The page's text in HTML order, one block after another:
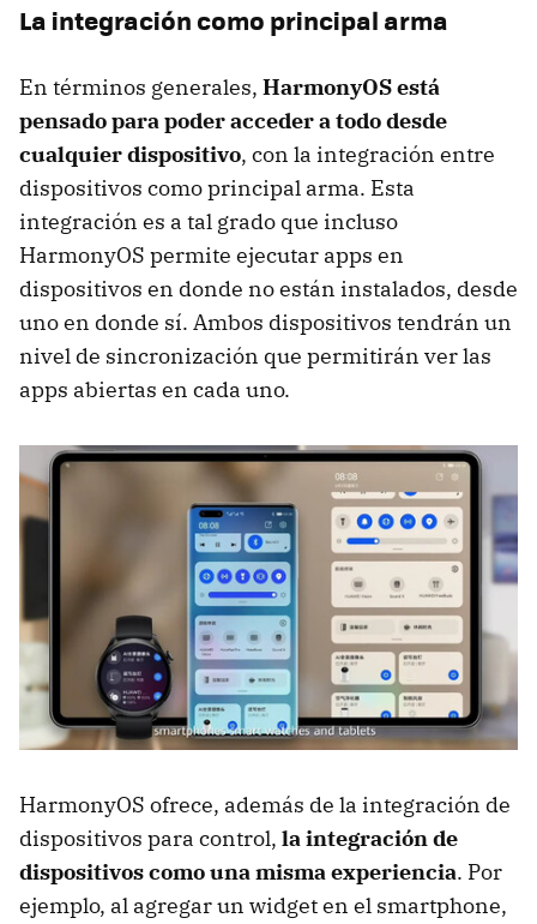
La integración como principal arma
En términos generales, HarmonyOS está
pensado para poder acceder a todo desde
cualquier dispositivo, con la integración entre
dispositivos como principal arma. Esta
integración es a tal grado que incluso
HarmonyOS permite ejecutar apps en
dispositivos en donde no están instalados, desde
uno en donde sí. Ambos dispositivos tendrán un
nivel de sincronización que permitirán ver las
apps abiertas en cada uno.
HarmonyOS ofrece, además de la integración de
dispositivos para control, la integración de
dispositivos como una misma experiencia. Por
ejemplo, al agregar un widget en el smartphone,